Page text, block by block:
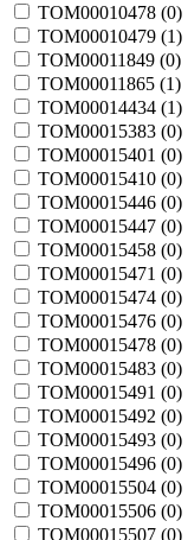
TOM00010478 (0)
TOM00010479 (1)
TOM00011849 (0)
TOM00011865 (1)
TOM00014434 (1)
TOM00015383 (0)
TOM00015401 (0)
TOM00015410 (0)
TOM00015446 (0)
TOM00015447 (0)
TOM00015458 (0)
TOM00015471 (0)
TOM00015474 (0)
TOM00015476 (0)
TOM00015478 (0)
TOM00015483 (0)
TOM00015491 (0)
TOM00015492 (0)
TOM00015493 (0)
TOM00015496 (0)
TOM00015504 (0)
TOM00015506 (0)
TOM00015507 (0)